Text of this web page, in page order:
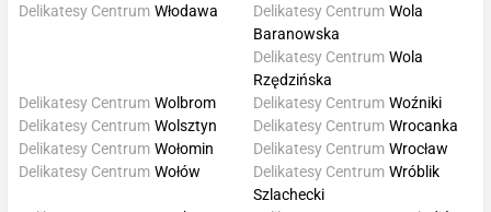
Delikatesy Centrum Włodawa
Delikatesy Centrum Wola
Baranowska
Delikatesy Centrum Wola
Rzędzińska
Delikatesy Centrum Wolbrom
Delikatesy Centrum Wolsztyn
Delikatesy Centrum Wołomin
Delikatesy Centrum Wołów
Delikatesy Centrum Woźniki
Delikatesy Centrum Wrocanka
Delikatesy Centrum Wrocław
Delikatesy Centrum Wróblik
Szlachecki